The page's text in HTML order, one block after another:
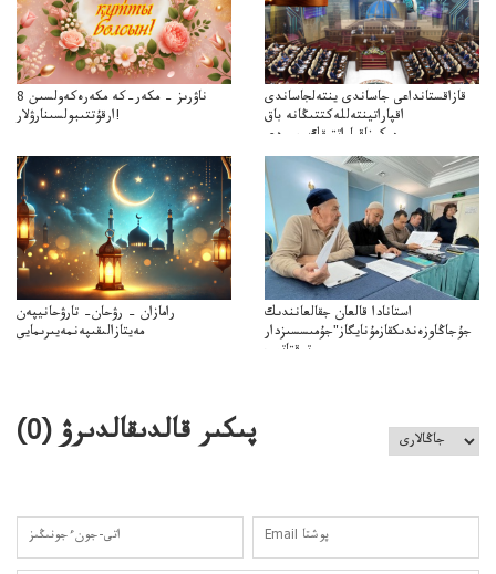
8 ناۋرىز – مكەر–كە مكەرەكەولسىن
ارقۇتتىبولسىنارۋلار!
قازاقستانداعى جاساندى ينتەلجاساندى
اقپاراتينتەللەكتتىڭانە باق
ەركىناقپاراتتىقك جي-دى
شەكجۇمىسىياساتىن جانەا الاباق؟
رامازان – رۋحان– تارۋحانيپەن
مەيتازالىقىپەنمەيىرىمايى
استانادا قالعان جقالعانندىك
جۇجاڭاوزەندىكقازمۇنايگاز"جۇمىسسىزدار
توقتاتىپ
پىكىر قالدىقالدىرۋ (0
)